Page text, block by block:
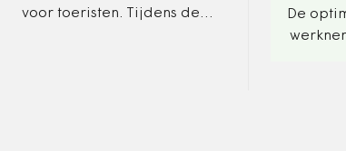
voor toeristen. Tijdens de
De